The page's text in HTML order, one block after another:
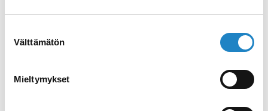
valinta
Välttämätön
Mieltymykset
Kahvila Luovuus
Lappeenrannan keskustassa